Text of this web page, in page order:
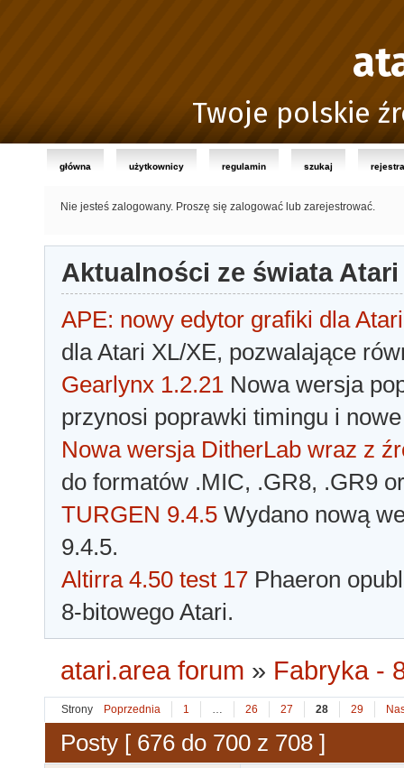
Twoje polskie
główna użytkownicy regulamin szukaj
Nie jesteś zalogowany. Proszę się zalogować lub zarejestrować.
Aktualności ze świata Atari
APE: nowy edytor grafiki dla Atari
dla Atari XL/XE, pozwalające
Gearlynx 1.2.21 Nowa wersja
przynosi poprawki timingu i
Nowa wersja DitherLab wraz z
do formatów .MIC, .GR8, .GR9
TURGEN 9.4.5 Wydano nową
9.4.5.
Altirra 4.50 test 17 Phaeron
8-bitowego Atari.
atari.area forum » Fabryka -
Strony Poprzednia 1 … 26 27 28 29
Posty [ 676 do 700 z 708 ]